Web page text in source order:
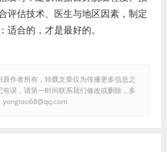
评估技术、医生与地区因素，制定
适合的，才是最好的。
作者所有，转载文章仅为传播更多信息之
误，请第一时间联系我们修改或删除，多
yongtao68@qq.com